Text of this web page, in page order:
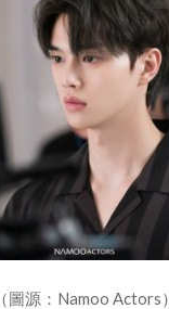
（圖源：Namoo Actors）